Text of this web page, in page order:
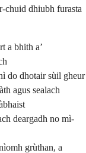
chuid dhiubh furasta
a bhith a’
do dhotair sùil gheur
agus sealach
deargadh no mì-
grùthan, a